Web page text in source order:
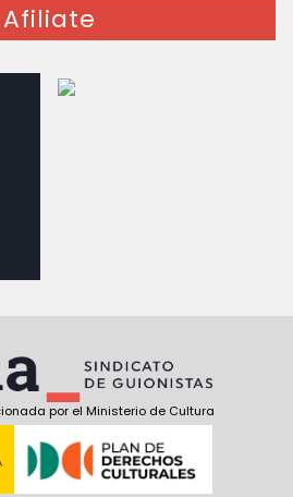
Afiliate
por el Ministerio de Cultura